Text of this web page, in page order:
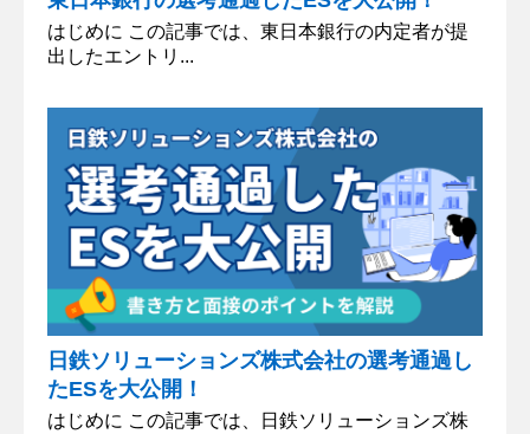
はじめに この記事では、東日本銀行の内定者が提
出したエントリ...
日鉄ソリューションズ株式会社の選考通過し
たESを大公開！
はじめに この記事では、日鉄ソリューションズ株